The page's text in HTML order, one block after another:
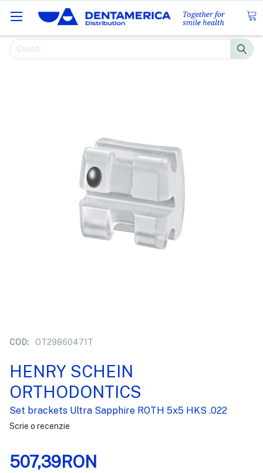
Caută
COD: OT29860471T
HENRY SCHEIN
ORTHODONTICS
Set brackets Ultra Sapphire ROTH 5x5 HKS .022
Scrie o recenzie
507,39RON